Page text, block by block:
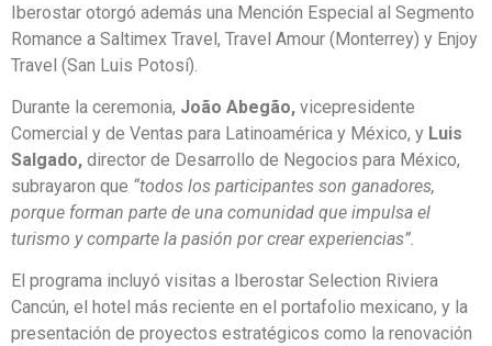
Iberostar otorgó además una Mención Especial al Segmento
Romance a Saltimex Travel, Travel Amour (Monterrey) y Enjoy
Travel (San Luis Potosí).
Durante la ceremonia, João Abegão, vicepresidente
Comercial y de Ventas para Latinoamérica y México, y Luis
Salgado, director de Desarrollo de Negocios para México,
subrayaron que “todos los participantes son ganadores,
porque forman parte de una comunidad que impulsa el
turismo y comparte la pasión por crear experiencias”.
El programa incluyó visitas a Iberostar Selection Riviera
Cancún, el hotel más reciente en el portafolio mexicano, y la
presentación de proyectos estratégicos como la renovación